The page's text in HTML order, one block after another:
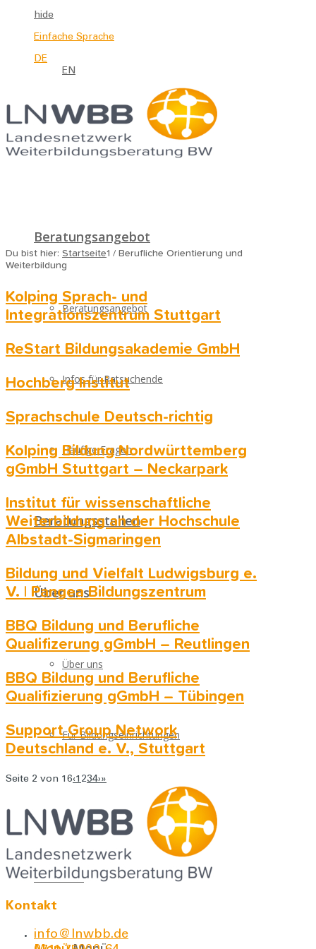
hide
Einfache Sprache
DE
EN
Beratungsangebot
Beratungsangebot
Infos für Ratsuchende
Häufige Fragen
Beratungsstellen
Über uns
Über uns
Für Bildungseinrichtungen
Downloads
Kontakt
Du bist hier: Startseite1 / Berufliche Orientierung und
Weiterbildung
Kolping Sprach- und
Integrationszentrum Stuttgart
ReStart Bildungsakademie GmbH
Hochberg Institut
Sprachschule Deutsch-richtig
Kolping Bildung Nordwürttemberg
gGmbH Stuttgart – Neckarpark
Institut für wissenschaftliche
Weiterbildung an der Hochschule
Albstadt-Sigmaringen
Bildung und Vielfalt Ludwigsburg e.
V. | Pangea Bildungszentrum
BBQ Bildung und Berufliche
Qualifizerung gGmbH – Reutlingen
BBQ Bildung und Berufliche
Qualifizierung gGmbH – Tübingen
Support Group Network
Deutschland e. V., Stuttgart
Seite 2 von 16‹1 234›»
Kontakt
info@lnwbb.de